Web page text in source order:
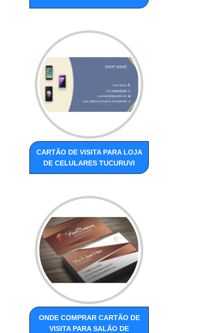
CARTÃO DE VISITA PARA LOJA
DE CELULARES TUCURUVI
ONDE COMPRAR CARTÃO DE
VISITA PARA SALÃO DE